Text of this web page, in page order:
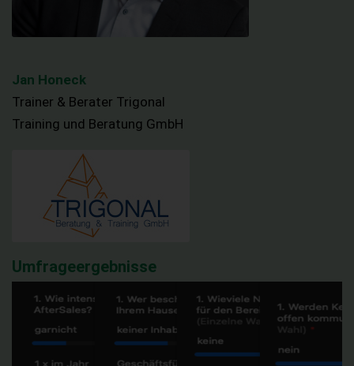
Jan Honeck
Trainer & Berater Trigonal
Training und Beratung GmbH
Umfrageergebnisse